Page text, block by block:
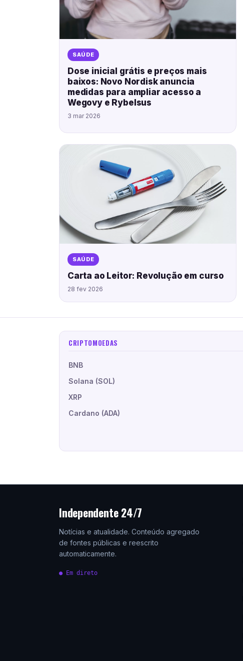
SAÚDE
Dose inicial grátis e preços mais
baixos: Novo Nordisk anuncia
medidas para ampliar acesso a
Wegovy e Rybelsus
3 mar 2026
SAÚDE
Carta ao Leitor: Revolução em curso
28 fev 2026
CRIPTOMOEDAS
BNB
Solana (SOL)
XRP
Cardano (ADA)
Independente 24/7
Notícias e atualidade. Conteúdo agregado
de fontes públicas e reescrito
automaticamente.
● Em direto